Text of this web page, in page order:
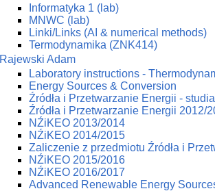
Informatyka 1 (lab)
MNWC (lab)
Linki/Links (AI & numerical methods)
Termodynamika (ZNK414)
Rajewski Adam
Laboratory instructions -
Energy Sources & Conversion
Źródła i Przetwarzanie Energii -
Źródła i Przetwarzanie Energii 2012/
NŹiKEO 2013/2014
NŹiKEO 2014/2015
Zaliczenie z przedmiotu Źródła i
NŹiKEO 2015/2016
NŹiKEO 2016/2017
Advanced Renewable Energy